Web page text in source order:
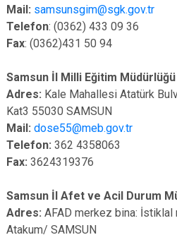
Mail: samsunsgim@sgk.gov.tr
Telefon: (0362) 433 09 36
Fax: (0362)431 50 94
Samsun İl Milli Eğitim Müdürlüğü
Adres: Kale Mahallesi Atatürk
Kat3 55030 SAMSUN
Mail: dose55@meb.gov.tr
Telefon: 362 4358063
Fax: 3624319376
Samsun İl Afet ve Acil Durum
Adres: AFAD merkez bina:
Atakum/ SAMSUN